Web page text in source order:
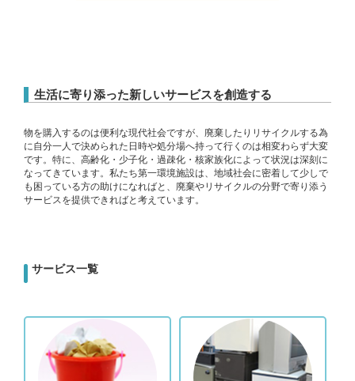
生活に寄り添った新しいサービスを創造する
物を購入するのは便利な現代社会ですが、廃棄したりリサイクルする為
に自分一人で決められた日時や処分場へ持って行くのは相変わらず大変
です。特に、高齢化・少子化・過疎化・核家族化によって状況は深刻に
なってきています。私たち第一環境施設は、地域社会に密着して少しで
も困っている方の助けになればと、廃棄やリサイクルの分野で寄り添う
サービスを提供できればと考えています。
サービス一覧